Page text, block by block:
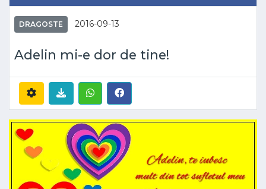
DRAGOSTE 2016-09-13
Adelin mi-e dor de tine!